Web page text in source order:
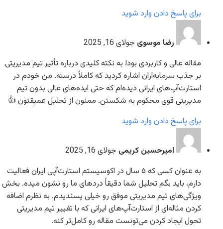
برای پاسخ دادن وارد شوید
رضا موسوی جولای 16, 2025
مقاله عالی و کاربردی بود! به نکته کلیدی درباره تأثیر تیم مدیریتی
بر جذب سرمایه‌اران اشاره کردید که کاملاً درسته. من خودم در
استارت‌آپ‌های ایرانی دیده‌ام که حتی ایده‌های عالی بدون تیم
مدیریتی قوی محکوم به شکستن. ممنون از تحلیل عمیقتون 👍
برای پاسخ دادن وارد شوید
امیرحسین کریمی جولای 16, 2025
به عنوان کسی که ۵ سال در اکوسیستم استارت‌آپی ایران فعالیت
دارم، باید بگم تحلیل شما دقیقاً دردهای ما رو نشون میده. بخش
ویژگی‌های تیم مدیریتی موفق رو خیلی پسندیدم. به نظرم اضافه
کردن مثاله‌ای از استارت‌آپ‌های ایرانی که با تغییر تیم مدیریتی
تحول ایجاد کردن می‌تونست مقاله رو کامل‌تر کنه.